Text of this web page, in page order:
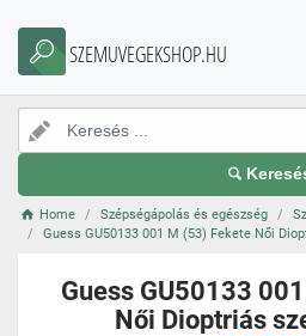
SZEMUVEGEKSHOP.HU
Home Szépségápolás és egészség
Guess GU50133 001 M (53) Fekete Női
Guess GU50133
Női Dioptriás